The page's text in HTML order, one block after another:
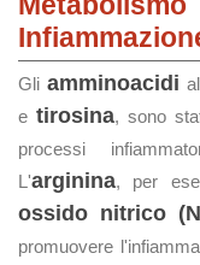
Gliamminoacidi
e tirosina, sono
processi
L'arginina, per
ossido nitrico
promuovere